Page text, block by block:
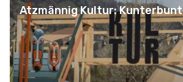
Atzmännig Kultur: Kunterbunt